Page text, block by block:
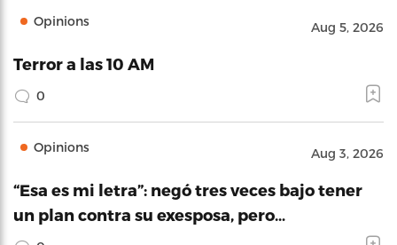
Opinions Aug 5, 2026
Terror a las 10 AM
0
Opinions Aug 3, 2026
“Esa es mi letra”: negó tres veces bajo tener
un plan contra su exesposa, pero…